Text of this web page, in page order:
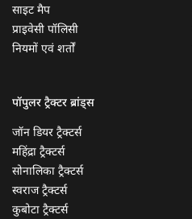
साइट मैप
प्राइवेसी पॉलिसी
नियमों एवं शर्तों
पॉपुलर ट्रैक्टर ब्रांड्स
जॉन डियर ट्रैक्टर्स
महिंद्रा ट्रैक्टर्स
सोनालिका ट्रैक्टर्स
स्वराज ट्रैक्टर्स
कुबोटा ट्रैक्टर्स